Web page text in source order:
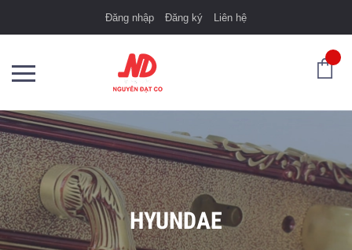
Đăng nhập Đăng ký Liên hệ
HYUNDAE